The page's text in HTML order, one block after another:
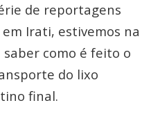
de reportagens
Irati, estivemos na
como é feito o
do lixo
final.